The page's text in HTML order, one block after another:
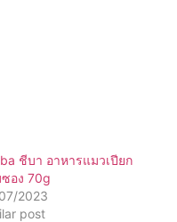
ชีบา อาหารแมวเปียก
อง 70g
2023
post